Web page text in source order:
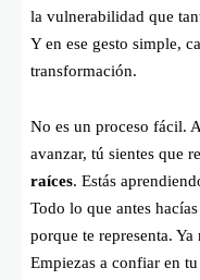
la vulnerabilidad que
Y en ese gesto simple,
transformación.
No es un proceso fácil.
avanzar, tú sientes que
raíces. Estás
Todo lo que antes
porque te representa.
Empiezas a confiar en